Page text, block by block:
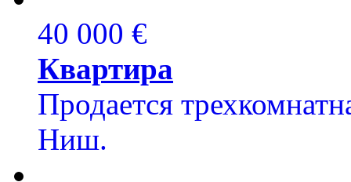
40 000 €
Квартира
Продается
Ниш.